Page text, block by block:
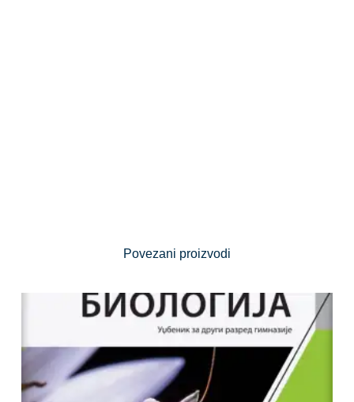
Povezani proizvodi